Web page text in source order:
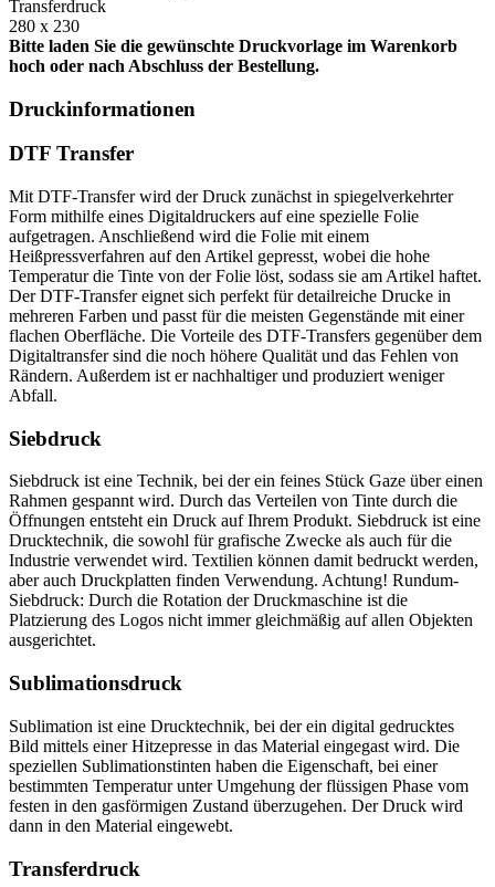
Transferdruck
280 x 230
Bitte laden Sie die gewünschte Druckvorlage im Warenkorb
hoch oder nach Abschluss der Bestellung.
Druckinformationen
DTF Transfer
Mit DTF-Transfer wird der Druck zunächst in spiegelverkehrter
Form mithilfe eines Digitaldruckers auf eine spezielle Folie
aufgetragen. Anschließend wird die Folie mit einem
Heißpressverfahren auf den Artikel gepresst, wobei die hohe
Temperatur die Tinte von der Folie löst, sodass sie am Artikel haftet.
Der DTF-Transfer eignet sich perfekt für detailreiche Drucke in
mehreren Farben und passt für die meisten Gegenstände mit einer
flachen Oberfläche. Die Vorteile des DTF-Transfers gegenüber dem
Digitaltransfer sind die noch höhere Qualität und das Fehlen von
Rändern. Außerdem ist er nachhaltiger und produziert weniger
Abfall.
Siebdruck
Siebdruck ist eine Technik, bei der ein feines Stück Gaze über einen
Rahmen gespannt wird. Durch das Verteilen von Tinte durch die
Öffnungen entsteht ein Druck auf Ihrem Produkt. Siebdruck ist eine
Drucktechnik, die sowohl für grafische Zwecke als auch für die
Industrie verwendet wird. Textilien können damit bedruckt werden,
aber auch Druckplatten finden Verwendung. Achtung! Rundum-
Siebdruck: Durch die Rotation der Druckmaschine ist die
Platzierung des Logos nicht immer gleichmäßig auf allen Objekten
ausgerichtet.
Sublimationsdruck
Sublimation ist eine Drucktechnik, bei der ein digital gedrucktes
Bild mittels einer Hitzepresse in das Material eingegast wird. Die
speziellen Sublimationstinten haben die Eigenschaft, bei einer
bestimmten Temperatur unter Umgehung der flüssigen Phase vom
festen in den gasförmigen Zustand überzugehen. Der Druck wird
dann in den Material eingewebt.
Transferdruck